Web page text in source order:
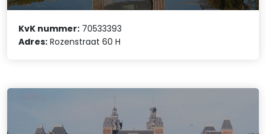
KvK nummer: 70533393
Adres: Rozenstraat 60 H